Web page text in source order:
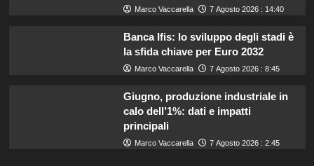
Marco Vaccarella 7 Agosto 2026 : 14:40
Banca Ifis: lo sviluppo degli stadi è
la sfida chiave per Euro 2032
Marco Vaccarella 7 Agosto 2026 : 8:45
Giugno, produzione industriale in
calo dell’1%: dati e impatti
principali
Marco Vaccarella 7 Agosto 2026 : 2:45